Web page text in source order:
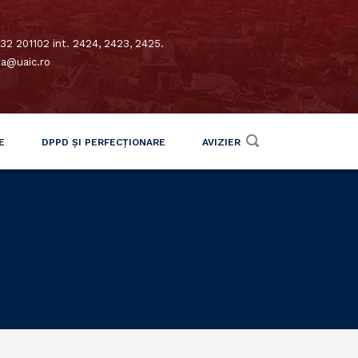
201102 int. 2424, 2423, 2425.
DPPD ȘI PERFECȚIONARE AVIZIER